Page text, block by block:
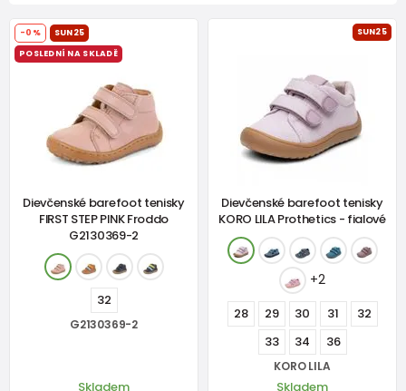
-0%
SUN25
POSLEDNÍ NA SKLADĚ
Dievčenské barefoot tenisky
FIRST STEP PINK Froddo
G2130369-2
32
G2130369-2
Skladem
SUN25
Dievčenské barefoot tenisky
KORO LILA Prothetics - fialové
+2
28 29 30 31
32
33
34 36
KORO LILA
Skladem